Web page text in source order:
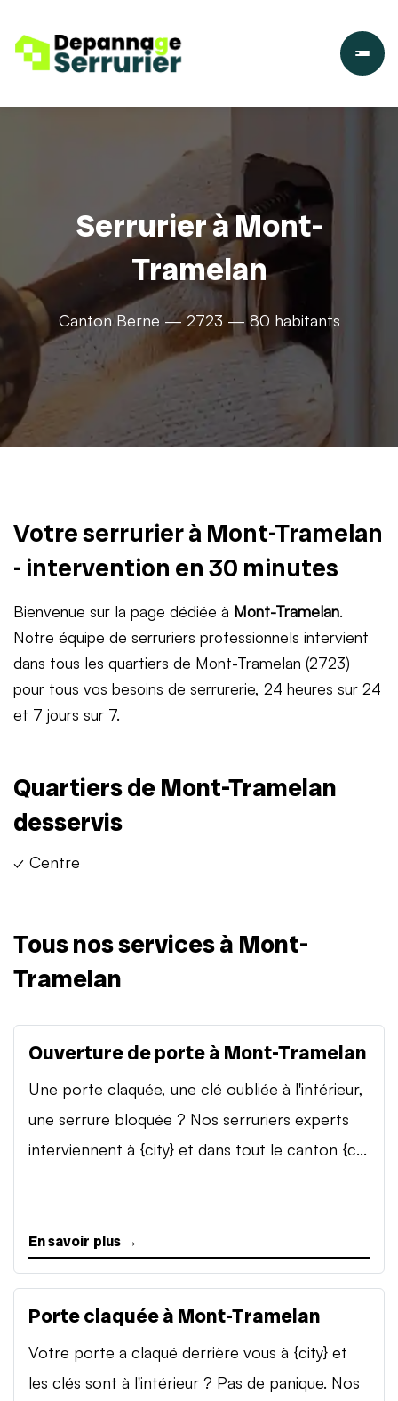
Serrurier à Mont-
Tramelan
Canton Berne — 2723 — 80 habitants
Votre serrurier à Mont-Tramelan
- intervention en 30 minutes
Bienvenue sur la page dédiée à Mont-Tramelan.
Notre équipe de serruriers professionnels intervient
dans tous les quartiers de Mont-Tramelan (2723)
pour tous vos besoins de serrurerie, 24 heures sur 24
et 7 jours sur 7.
Quartiers de Mont-Tramelan
desservis
✓ Centre
Tous nos services à Mont-
Tramelan
Ouverture de porte à Mont-Tramelan
Une porte claquée, une clé oubliée à l'intérieur,
une serrure bloquée ? Nos serruriers experts
interviennent à {city} et dans tout le canton {c...
En savoir plus →
Porte claquée à Mont-Tramelan
Votre porte a claqué derrière vous à {city} et
les clés sont à l'intérieur ? Pas de panique. Nos